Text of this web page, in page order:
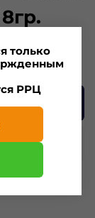
только
РРЦ